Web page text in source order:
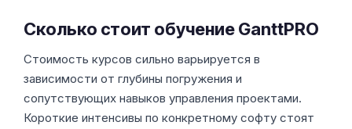
Сколько стоит обучение GanttPRO
Стоимость курсов сильно варьируется в
зависимости от глубины погружения и
сопутствующих навыков управления проектами.
Короткие интенсивы по конкретному софту стоят